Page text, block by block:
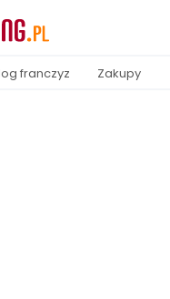
franczyz Zakupy